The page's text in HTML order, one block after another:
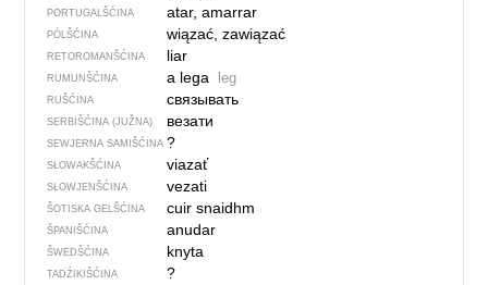
PORTUGALŠĆINA atar, amarrar
PÓLŠĆINA wiązać, zawiązać
RETOROMANŠĆINA liar
RUMUNŠĆINA a lega leg
RUŠĆINA связывать
SERBIŠĆINA (JUŽNA) везати
SEWJERNA SAMIŠĆINA?
SŁOWAKŠĆINA viazať
SŁOWJENŠĆINA vezati
ŠOTISKA GELŠĆINA cuir snaidhm
ŠPANIŠĆINA anudar
ŠWEDŠĆINA knyta
TADŹIKIŠĆINA ?